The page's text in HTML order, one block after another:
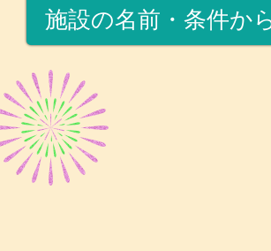
施設の名前・条件か